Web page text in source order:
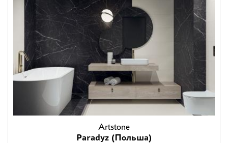
Artstone
Paradyz (Польша)